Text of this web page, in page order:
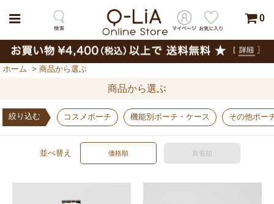
0
ホーム > 商品から選ぶ
商品から選ぶ
絞り込む コスメポーチ 機能別ポーチ・ケース その他ポー
並べ替え 価格順 新着順